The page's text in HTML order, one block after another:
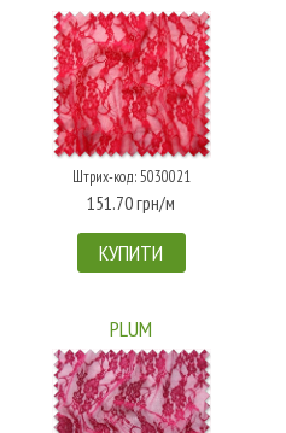
Штрих-код: 5030021
151.70 грн/м
КУПИТИ
PLUM